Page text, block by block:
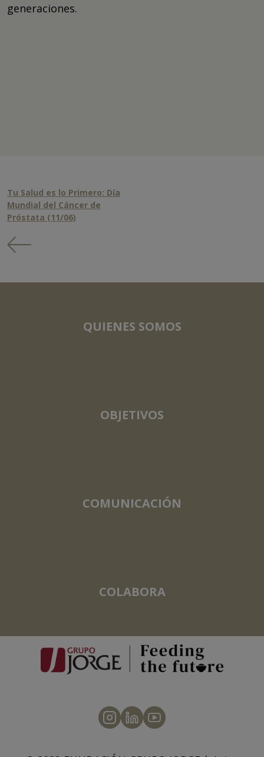
generaciones.
Tu Salud es lo Primero: Día
Mundial del Cáncer de
Próstata (11/06)
QUIENES SOMOS
OBJETIVOS
COMUNICACIÓN
COLABORA